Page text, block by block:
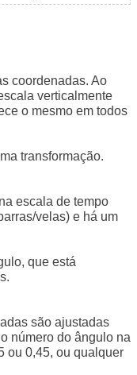
coordenadas. Ao
verticalmente
o mesmo em todos
transformação.
escala de tempo
velas) e há um
que está
são ajustadas
número do ângulo na
ou 0,45, ou qualquer